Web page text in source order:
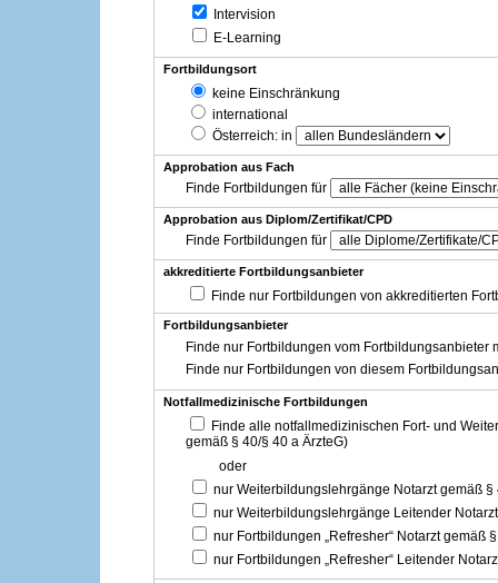
Intervision
E-Learning
Fortbildungsort
keine Einschränkung
international
Österreich: in
Approbation aus Fach
Finde Fortbildungen für
Approbation aus Diplom/Zertifikat/CPD
Finde Fortbildungen für
akkreditierte Fortbildungsanbieter
Finde nur Fortbildungen von akkreditierten
Fortbildungsanbieter
Finde nur Fortbildungen vom Fortbildungsanbieter
Finde nur Fortbildungen von diesem
Notfallmedizinische Fortbildungen
Finde alle notfallmedizinischen Fort- und
gemäß § 40/§ 40 a ÄrzteG)
oder
nur Weiterbildungslehrgänge Notarzt gemäß §
nur Weiterbildungslehrgänge Leitender
nur Fortbildungen „Refresher“ Notarzt gemäß
nur Fortbildungen „Refresher“ Leitender